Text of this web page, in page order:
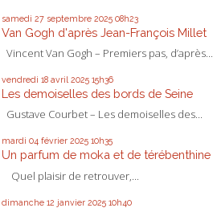
samedi 27 septembre 2025 08h23
Van Gogh d'après Jean-François Millet
Vincent Van Gogh – Premiers pas, d’après...
vendredi 18 avril 2025 15h36
Les demoiselles des bords de Seine
Gustave Courbet – Les demoiselles des...
mardi 04 février 2025 10h35
Un parfum de moka et de térébenthine
Quel plaisir de retrouver,...
dimanche 12 janvier 2025 10h40